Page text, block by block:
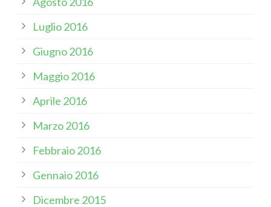
Luglio 2016
Giugno 2016
Maggio 2016
Aprile 2016
Marzo 2016
Febbraio 2016
Gennaio 2016
Dicembre 2015